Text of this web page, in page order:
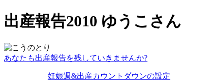
出産報告2010 ゆうこさん
あなたも出産報告を残していきませんか?
妊娠週&出産カウントダウンの設定